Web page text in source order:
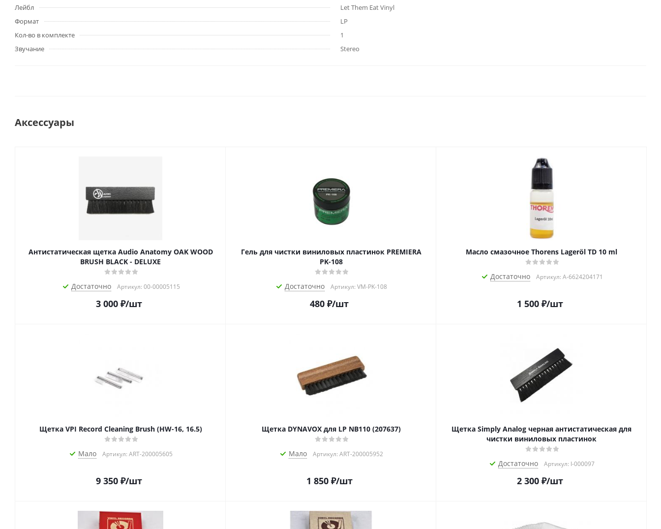
Лейбл
Let Them Eat Vinyl
Формат
LP
Кол-во в комплекте
1
Звучание
Stereo
Аксессуары
Антистатическая щетка Audio Anatomy OAK WOOD
BRUSH BLACK - DELUXE
Достаточно Артикул: 00-00005115
3 000₽/шт
Гель для чистки виниловых пластинок PREMIERA
PK-108
Достаточно Артикул: VM-PK-108
480 ₽/шт
Масло смазочное Thorens Lageröl TD 10 ml
Достаточно Артикул: A-6624204171
1 500₽/шт
Щетка VPI Record Cleaning Brush (HW-16, 16.5)
Мало Артикул: ART-200005605
9 350₽/шт
Щетка DYNAVOX для LP NB110 (207637)
Мало Артикул: ART-200005952
1 850₽/шт
Щетка Simply Analog черная антистатическая для
чистки виниловых пластинок
Достаточно Артикул: I-000097
2 300₽/шт